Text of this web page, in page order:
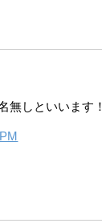
無しといいます！